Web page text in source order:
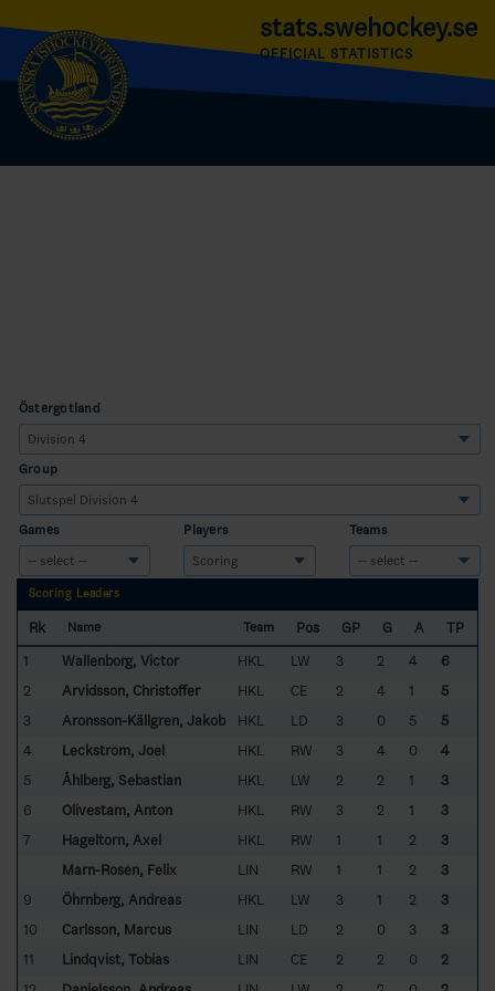
stats.swehockey.se
OFFICIAL STATISTICS
Östergötland
Group
Games Players Teams
Scoring Leaders
Rk Name Team Pos GP G A
TP
1
Wallenborg, Victor HKL LW 3 2 4
6
2
Arvidsson, Christoffer HKL CE 2 4 1
5
3
Aronsson-Källgren, Jakob HKL LD 3 0 5
5
4
Leckström, Joel HKL RW 3 4 0
4
5
Åhlberg, Sebastian HKL LW 2 2 1
3
6
Olivestam, Anton HKL RW 3 2 1
3
7
Hageltorn, Axel HKL RW 1 1 2
3
Marn-Rosén, Felix
LIN RW 1 1 2
3
9
Öhrnberg, Andreas HKL LW 3 1 2
3
10
Carlsson, Marcus LIN LD 2 0 3
3
11
Lindqvist, Tobias LIN CE 2 2 0
2